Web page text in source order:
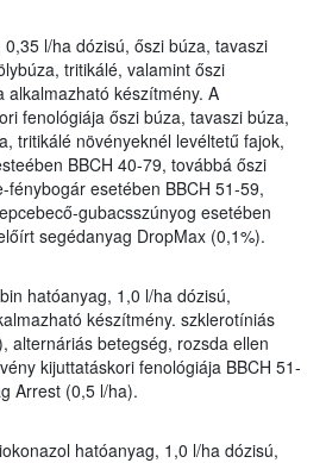
l/ha dózisú, őszi búza, tavaszi
tritikálé, valamint őszi
alkalmazható készítmény. A
fenológiája őszi búza, tavaszi búza,
tritikálé növényeknél levéltetű fajok,
BBCH 40-79, továbbá őszi
fénybogár esetében BBCH 51-59,
gubacsszúnyog esetében
segédanyag DropMax (0,1%).
hatóanyag, 1,0 l/ha dózisú,
készítmény. szklerotíniás
alternáriás betegség, rozsda ellen
kijuttatáskori fenológiája BBCH 51-
Arrest (0,5 l/ha).
hatóanyag, 1,0 l/ha dózisú,